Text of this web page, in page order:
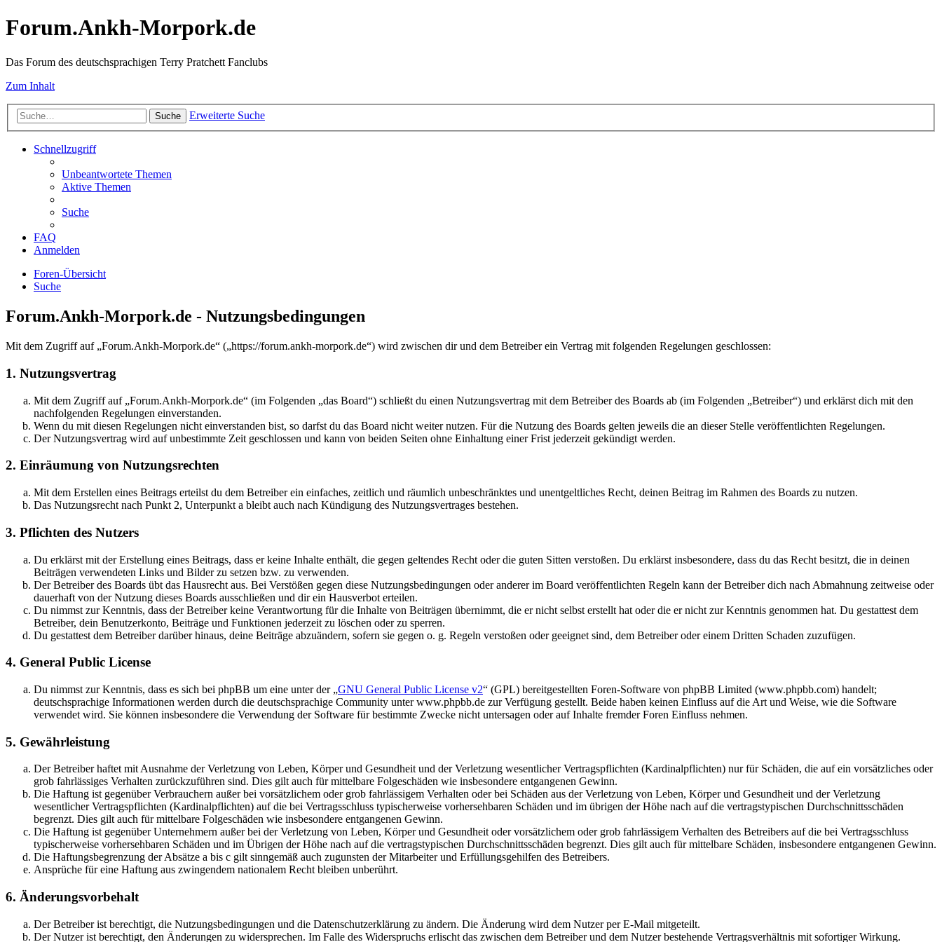
Forum.Ankh-Morpork.de
Das Forum des deutschsprachigen Terry Pratchett Fanclubs
Zum Inhalt
Suche Erweiterte Suche
Schnellzugriff
Unbeantwortete Themen
Aktive Themen
Suche
FAQ
Anmelden
Foren-Übersicht
Suche
Forum.Ankh-Morpork.de - Nutzungsbedingungen
Mit dem Zugriff auf „Forum.Ankh-Morpork.de“ („https://forum.ankh-morpork.de“) wird zwischen dir und dem Betreiber ein Vertrag mit folgenden Regelungen geschlossen:
1. Nutzungsvertrag
Mit dem Zugriff auf „Forum.Ankh-Morpork.de“ (im Folgenden „das Board“) schließt du einen Nutzungsvertrag mit dem Betreiber des Boards ab (im Folgenden „Betreiber“) und erklärst dich mit den
nachfolgenden Regelungen einverstanden.
Wenn du mit diesen Regelungen nicht einverstanden bist, so darfst du das Board nicht weiter nutzen. Für die Nutzung des Boards gelten jeweils die an dieser Stelle veröffentlichten Regelungen.
Der Nutzungsvertrag wird auf unbestimmte Zeit geschlossen und kann von beiden Seiten ohne Einhaltung einer Frist jederzeit gekündigt werden.
2. Einräumung von Nutzungsrechten
Mit dem Erstellen eines Beitrags erteilst du dem Betreiber ein einfaches, zeitlich und räumlich unbeschränktes und unentgeltliches Recht, deinen Beitrag im Rahmen des Boards zu nutzen.
Das Nutzungsrecht nach Punkt 2, Unterpunkt a bleibt auch nach Kündigung des Nutzungsvertrages bestehen.
3. Pflichten des Nutzers
Du erklärst mit der Erstellung eines Beitrags, dass er keine Inhalte enthält, die gegen geltendes Recht oder die guten Sitten verstoßen. Du erklärst insbesondere, dass du das Recht besitzt, die in deinen
Beiträgen verwendeten Links und Bilder zu setzen bzw. zu verwenden.
Der Betreiber des Boards übt das Hausrecht aus. Bei Verstößen gegen diese Nutzungsbedingungen oder anderer im Board veröffentlichten Regeln kann der Betreiber dich nach Abmahnung zeitweise oder
dauerhaft von der Nutzung dieses Boards ausschließen und dir ein Hausverbot erteilen.
Du nimmst zur Kenntnis, dass der Betreiber keine Verantwortung für die Inhalte von Beiträgen übernimmt, die er nicht selbst erstellt hat oder die er nicht zur Kenntnis genommen hat. Du gestattest dem
Betreiber, dein Benutzerkonto, Beiträge und Funktionen jederzeit zu löschen oder zu sperren.
Du gestattest dem Betreiber darüber hinaus, deine Beiträge abzuändern, sofern sie gegen o. g. Regeln verstoßen oder geeignet sind, dem Betreiber oder einem Dritten Schaden zuzufügen.
4. General Public License
Du nimmst zur Kenntnis, dass es sich bei phpBB um eine unter der „GNU General Public License v2“ (GPL) bereitgestellten Foren-Software von phpBB Limited (www.phpbb.com) handelt;
deutschsprachige Informationen werden durch die deutschsprachige Community unter www.phpbb.de zur Verfügung gestellt. Beide haben keinen Einfluss auf die Art und Weise, wie die Software
verwendet wird. Sie können insbesondere die Verwendung der Software für bestimmte Zwecke nicht untersagen oder auf Inhalte fremder Foren Einfluss nehmen.
5. Gewährleistung
Der Betreiber haftet mit Ausnahme der Verletzung von Leben, Körper und Gesundheit und der Verletzung wesentlicher Vertragspflichten (Kardinalpflichten) nur für Schäden, die auf ein vorsätzliches oder
grob fahrlässiges Verhalten zurückzuführen sind. Dies gilt auch für mittelbare Folgeschäden wie insbesondere entgangenen Gewinn.
Die Haftung ist gegenüber Verbrauchern außer bei vorsätzlichem oder grob fahrlässigem Verhalten oder bei Schäden aus der Verletzung von Leben, Körper und Gesundheit und der Verletzung
wesentlicher Vertragspflichten (Kardinalpflichten) auf die bei Vertragsschluss typischerweise vorhersehbaren Schäden und im übrigen der Höhe nach auf die vertragstypischen Durchschnittsschäden
begrenzt. Dies gilt auch für mittelbare Folgeschäden wie insbesondere entgangenen Gewinn.
Die Haftung ist gegenüber Unternehmern außer bei der Verletzung von Leben, Körper und Gesundheit oder vorsätzlichem oder grob fahrlässigem Verhalten des Betreibers auf die bei Vertragsschluss
typischerweise vorhersehbaren Schäden und im Übrigen der Höhe nach auf die vertragstypischen Durchschnittsschäden begrenzt. Dies gilt auch für mittelbare Schäden, insbesondere entgangenen Gewinn.
Die Haftungsbegrenzung der Absätze a bis c gilt sinngemäß auch zugunsten der Mitarbeiter und Erfüllungsgehilfen des Betreibers.
Ansprüche für eine Haftung aus zwingendem nationalem Recht bleiben unberührt.
6. Änderungsvorbehalt
Der Betreiber ist berechtigt, die Nutzungsbedingungen und die Datenschutzerklärung zu ändern. Die Änderung wird dem Nutzer per E-Mail mitgeteilt.
Der Nutzer ist berechtigt, den Änderungen zu widersprechen. Im Falle des Widerspruchs erlischt das zwischen dem Betreiber und dem Nutzer bestehende Vertragsverhältnis mit sofortiger Wirkung.